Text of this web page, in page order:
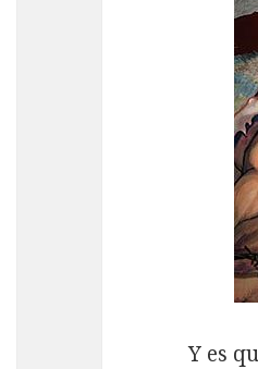
Y es